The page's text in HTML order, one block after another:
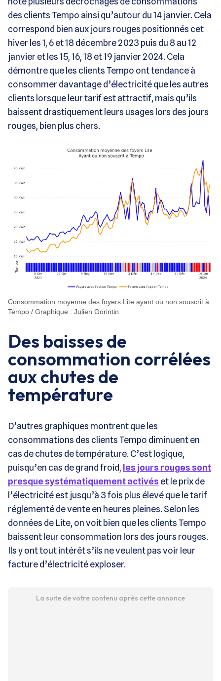
des clients Tempo ainsi qu’autour du 14 janvier. Cela
correspond bien aux jours rouges positionnés cet
hiver les 1, 6 et 18 décembre 2023 puis du 8 au 12
janvier et les 15, 16, 18 et 19 janvier 2024. Cela
démontre que les clients Tempo ont tendance à
consommer davantage d’électricité que les autres
clients lorsque leur tarif est attractif, mais qu’ils
baissent drastiquement leurs usages lors des jours
rouges, bien plus chers.
Consommation moyenne des foyers Lite ayant ou non souscrit à
Tempo / Graphique : Julien Gorintin.
Des baisses de
consommation corrélées
aux chutes de
température
D’autres graphiques montrent que les
consommations des clients Tempo diminuent en
cas de chutes de température. C’est logique,
puisqu’en cas de grand froid, les jours rouges sont
presque systématiquement activés et le prix de
l’électricité est jusqu’à 3 fois plus élevé que le tarif
réglementé de vente en heures pleines. Selon les
données de Lite, on voit bien que les clients Tempo
baissent leur consommation lors des jours rouges.
Ils y ont tout intérêt s’ils ne veulent pas voir leur
facture d’électricité exploser.
La suite de votre contenu après cette annonce